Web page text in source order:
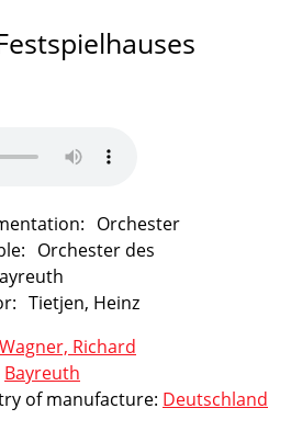
Orchester
Orchester des
Tietjen, Heinz
Wagner, Richard
Bayreuth
of manufacture: Deutschland